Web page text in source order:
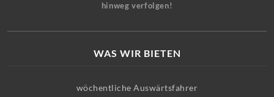
hinweg verfolgen!
WAS WIR BIETEN
wöchentliche Auswärtsfahrer